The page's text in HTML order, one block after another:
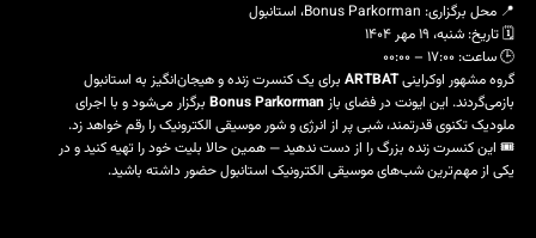
📍 محل برگزاری: Bonus Parkorman، استانبول
🗓️ تاریخ: شنبه، ۱۹ مهر ۱۴۰۴
🕒 ساعت: ۱۷:۰۰ – ۰۰:۰۰
گروه مشهور اوکراینیARTBAT برای یک کنسرت زنده و هیجان‌انگیز به استانبول
بازمی‌گردند. این ایونت در فضای باز Bonus Parkorman برگزار می‌شود و با اجرای
ملودیک تکنوی قدرتمند، شبی پر از انرژی و شور موسیقی الکترونیک را رقم خواهد زد.
🎟️ این کنسرت زنده بزرگ را از دست ندهید — همین حالا بلیت خود را تهیه کنید و در
یکی از مهم‌ترین شب‌های موسیقی الکترونیک استانبول حضور داشته باشید.